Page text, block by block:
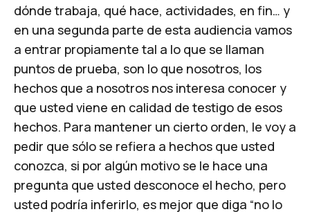
dónde trabaja, qué hace, actividades, en fin… y
en una segunda parte de esta audiencia vamos
a entrar propiamente tal a lo que se llaman
puntos de prueba, son lo que nosotros, los
hechos que a nosotros nos interesa conocer y
que usted viene en calidad de testigo de esos
hechos. Para mantener un cierto orden, le voy a
pedir que sólo se refiera a hechos que usted
conozca, si por algún motivo se le hace una
pregunta que usted desconoce el hecho, pero
usted podría inferirlo, es mejor que diga “no lo